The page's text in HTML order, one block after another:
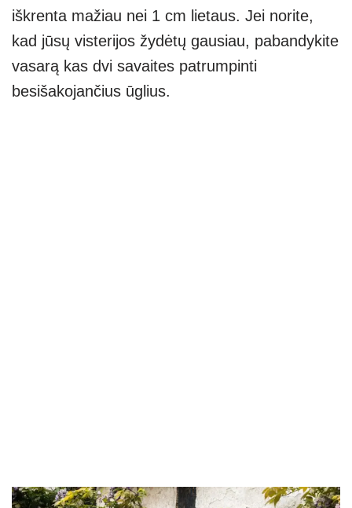
iškrenta mažiau nei 1 cm lietaus. Jei norite,
kad jūsų visterijos žydėtų gausiau, pabandykite
vasarą kas dvi savaites patrumpinti
besišakojančius ūglius.